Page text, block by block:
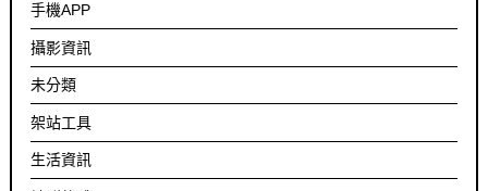
手機APP
攝影資訊
未分類
架站工具
生活資訊